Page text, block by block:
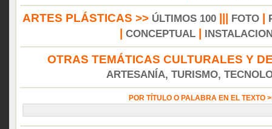
ARTES PLÁSTICAS >> ÚLTIMOS 100 FOTO
CONCEPTUAL
OTRAS TEMÁTICAS CULTURALES Y
ARTESANÍA, TURISMO,
POR TÍTULO O PALABRA EN EL TEXTO